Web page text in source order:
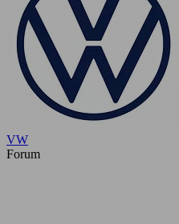
VW
Forum